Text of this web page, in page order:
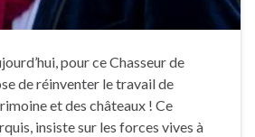
pour ce Chasseur de
de réinventer le travail de
et des châteaux ! Ce
insiste sur les forces vives à